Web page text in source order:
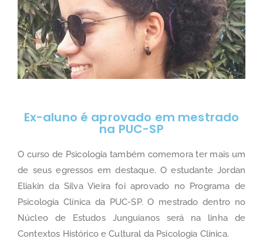
Ex-aluno é aprovado em mestrado
na PUC-SP
O curso de Psicologia também comemora ter mais um
de seus egressos em destaque. O estudante Jordan
Eliakin da Silva Vieira foi aprovado no Programa de
Psicologia Clínica da PUC-SP. O mestrado dentro no
Núcleo de Estudos Junguianos será na linha de
Contextos Histórico e Cultural da Psicologia Clínica.